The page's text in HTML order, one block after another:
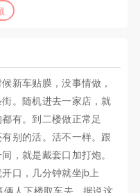
新车贴膜，没事情做，
。随机进去一家店，就
有。到二楼做正常足
别的活。活不一样。跟
，就是戴套口加打炮。
口，几分钟就坐jb上